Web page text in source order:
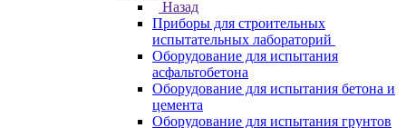
Назад
Приборы для строительных
испытательных лабораторий
Оборудование для испытания
асфальтобетона
Оборудование для испытания бетона и
цемента
Оборудование для испытания грунтов